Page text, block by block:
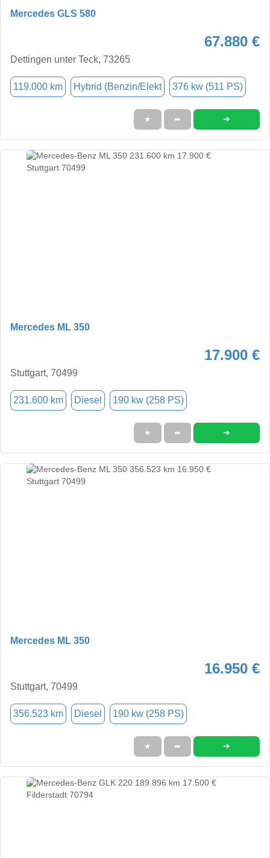
Mercedes GLS 580
67.880 €
Dettingen unter Teck, 73265
119.000 km Hybrid (Benzin/Elekt 376 kw (511 PS)
★ ➦ ➜
Mercedes ML 350
17.900 €
Stuttgart, 70499
231.600 km Diesel 190 kw (258 PS)
★ ➦ ➜
Mercedes ML 350
16.950 €
Stuttgart, 70499
356.523 km Diesel 190 kw (258 PS)
★ ➦ ➜